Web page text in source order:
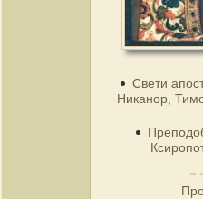
Свети
Никанор,